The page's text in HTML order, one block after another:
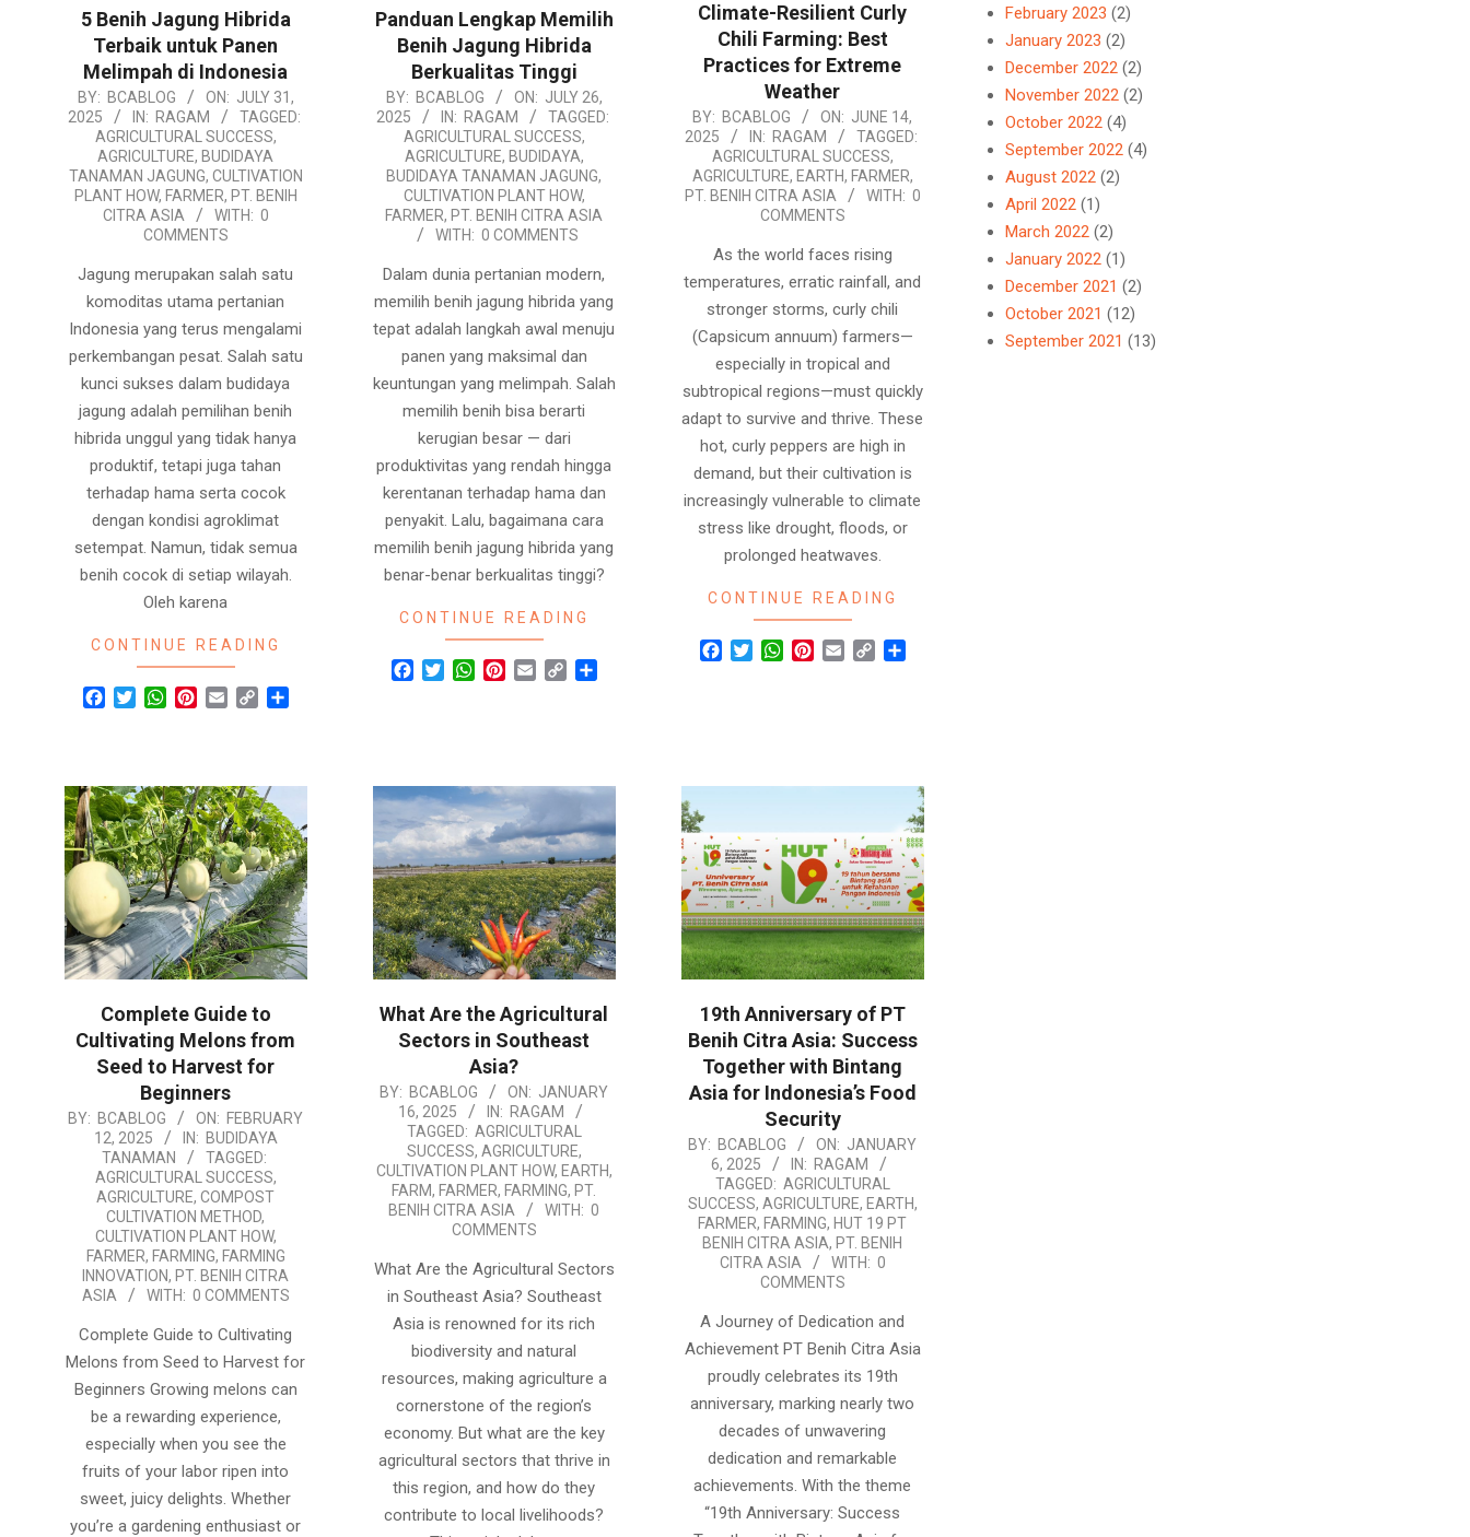
5 Benih Jagung Hibrida
Terbaik untuk Panen
Melimpah di Indonesia
2025-
07-
BY: BCABLOG ON: JULY 31,
2025
IN: RAGAM
TAGGED:
AGRICULTURAL SUCCESS,
AGRICULTURE, BUDIDAYA
TANAMAN JAGUNG, CULTIVATION
PLANT HOW, FARMER, PT. BENIH
CITRA ASIA
WITH: 0
COMMENTS
Jagung merupakan salah satu
komoditas utama pertanian
Indonesia yang terus mengalami
perkembangan pesat. Salah satu
kunci sukses dalam budidaya
jagung adalah pemilihan benih
hibrida unggul yang tidak hanya
produktif, tetapi juga tahan
terhadap hama serta cocok
dengan kondisi agroklimat
setempat. Namun, tidak semua
benih cocok di setiap wilayah.
Oleh karena
CONTINUE READING
Facebook
TwitterWhatsApp
Pinterest
Email Copy
Panduan Lengkap Memilih
Benih Jagung Hibrida
Berkualitas Tinggi
2025-
07-
BY: BCABLOG ON: JULY 26,
2025
IN: RAGAM
TAGGED:
AGRICULTURAL SUCCESS,
AGRICULTURE, BUDIDAYA,
BUDIDAYA TANAMAN JAGUNG,
CULTIVATION PLANT HOW,
FARMER, PT. BENIH CITRA ASIA
WITH: 0 COMMENTS
Dalam dunia pertanian modern,
memilih benih jagung hibrida yang
tepat adalah langkah awal menuju
panen yang maksimal dan
keuntungan yang melimpah. Salah
memilih benih bisa berarti
kerugian besar — dari
produktivitas yang rendah hingga
kerentanan terhadap hama dan
penyakit. Lalu, bagaimana cara
memilih benih jagung hibrida yang
benar-benar berkualitas tinggi?
CONTINUE READING
Facebook
TwitterWhatsApp
Pinterest
Email Copy
Climate-Resilient Curly
Chili Farming: Best
Practices for Extreme
Weather
2025-
06-
14
BY: BCABLOG ON: JUNE 14,
2025
IN: RAGAM
TAGGED:
AGRICULTURAL SUCCESS,
AGRICULTURE, EARTH, FARMER,
PT. BENIH CITRA ASIA
WITH: 0
COMMENTS
As the world faces rising
temperatures, erratic rainfall, and
stronger storms, curly chili
(Capsicum annuum) farmers—
especially in tropical and
subtropical regions—must quickly
adapt to survive and thrive. These
hot, curly peppers are high in
demand, but their cultivation is
increasingly vulnerable to climate
stress like drought, floods, or
prolonged heatwaves.
CONTINUE READING
Facebook
TwitterWhatsApp
Pinterest
Email Copy
Complete Guide to
Cultivating Melons from
Seed to Harvest for
Beginners
2025-
BY: BCABLOG ON: FEBRUARY
12, 2025
IN: BUDIDAYA
TANAMAN
TAGGED:
AGRICULTURAL SUCCESS,
AGRICULTURE,COMPOST
CULTIVATION METHOD,
CULTIVATION PLANT HOW,
FARMER, FARMING, FARMING
INNOVATION,PT. BENIH CITRA
ASIA
WITH: 0 COMMENTS
Complete Guide to Cultivating
Melons from Seed to Harvest for
Beginners Growing melons can
be a rewarding experience,
especially when you see the
fruits of your labor ripen into
sweet, juicy delights. Whether
you’re a gardening enthusiast or
What Are the Agricultural
Sectors in Southeast
Asia?
2025-
BY: BCABLOG ON: JANUARY
16, 2025
IN: RAGAM
TAGGED: AGRICULTURAL
SUCCESS, AGRICULTURE,
CULTIVATION PLANT HOW, EARTH,
FARM,FARMER,FARMING,PT.
BENIH CITRA ASIA
WITH: 0
COMMENTS
What Are the Agricultural Sectors
in Southeast Asia? Southeast
Asia is renowned for its rich
biodiversity and natural
resources, making agriculture a
cornerstone of the region’s
economy. But what are the key
agricultural sectors that thrive in
this region, and how do they
contribute to local livelihoods?
19th Anniversary of PT
Benih Citra Asia: Success
Together with Bintang
Asia for Indonesia’s Food
Security
2025-
06
BY: BCABLOG ON: JANUARY
6, 2025
IN: RAGAM
TAGGED: AGRICULTURAL
SUCCESS, AGRICULTURE, EARTH,
FARMER,FARMING,HUT 19 PT
BENIH CITRA ASIA,PT. BENIH
CITRA ASIA
WITH: 0
COMMENTS
A Journey of Dedication and
Achievement PT Benih Citra Asia
proudly celebrates its 19th
anniversary, marking nearly two
decades of unwavering
dedication and remarkable
achievements. With the theme
“19th Anniversary: Success
February 2023 (2)
January 2023 (2)
December 2022 (2)
November 2022 (2)
October 2022 (4)
September 2022 (4)
August 2022 (2)
April 2022 (1)
March 2022 (2)
January 2022 (1)
December 2021 (2)
October 2021 (12)
September 2021 (13)